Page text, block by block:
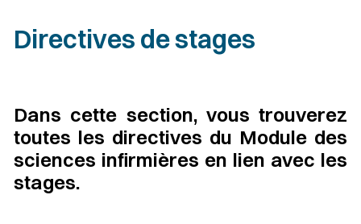
Directives de stages
Dans cette section, vous trouverez
toutes les directives du Module des
sciences infirmières en lien avec les
stages.